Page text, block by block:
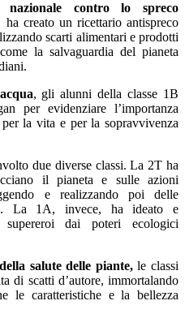
nazionale contro lo spreco
ha creato un ricettario antispreco
scarti alimentari e prodotti
la salvaguardia del pianeta
, gli alunni della classe 1B
per evidenziare l’importanza
per la vita e per la sopravvivenza
due diverse classi. La 2T ha
il pianeta e sulle azioni
e realizzando poi delle
La 1A, invece, ha ideato e
supereroi dai poteri ecologici
salute delle piante,le classi
di scatti d’autore, immortalando
le caratteristiche e la bellezza